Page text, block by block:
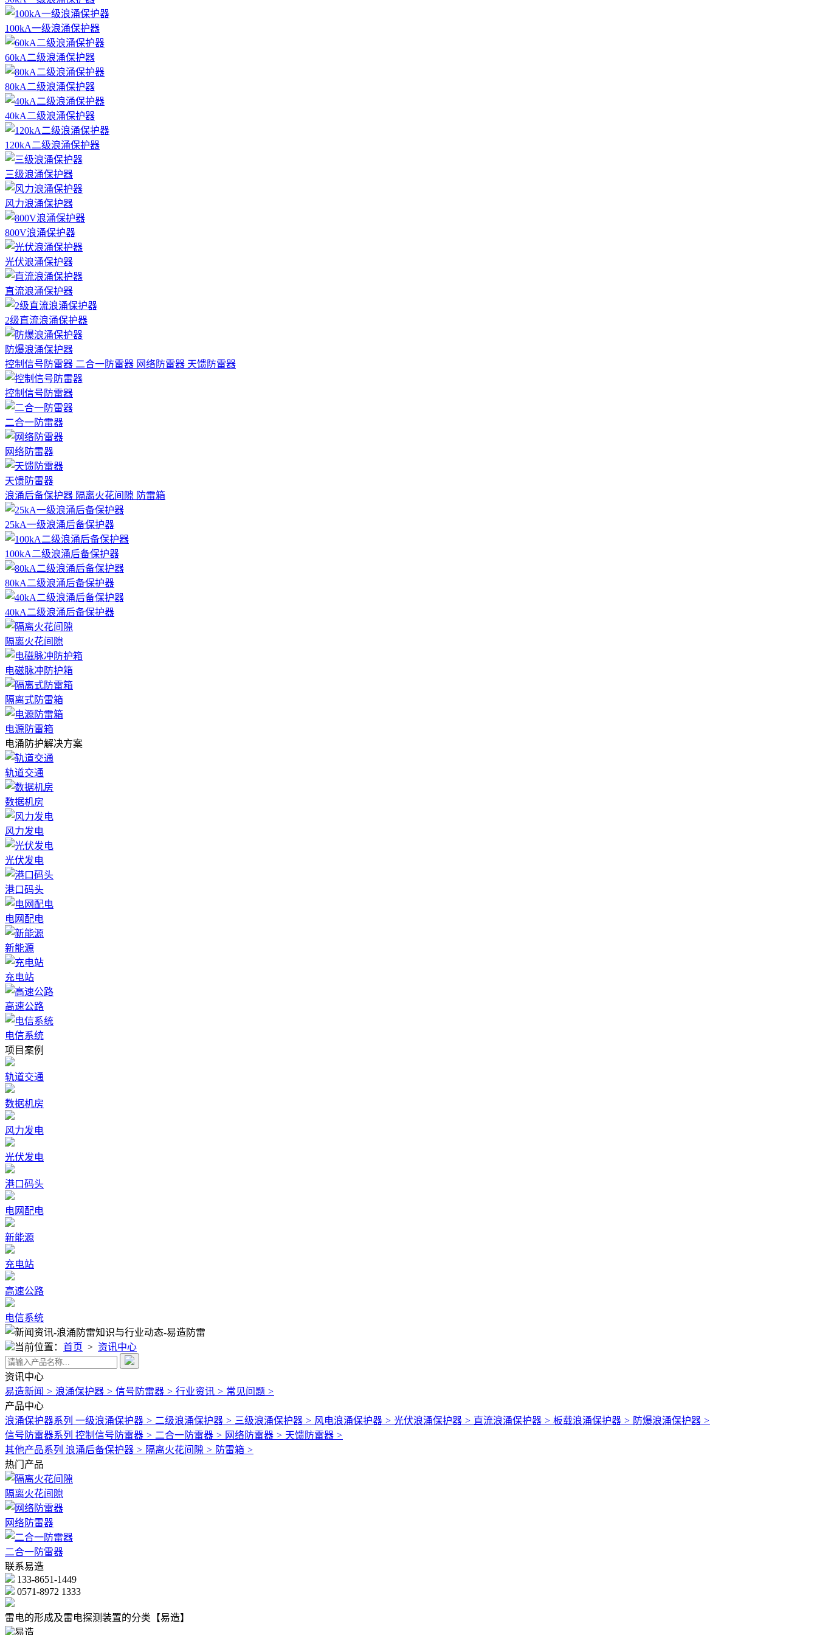
100kA一级浪涌保护器
60kA二级浪涌保护器
80kA二级浪涌保护器
40kA二级浪涌保护器
120kA二级浪涌保护器
三级浪涌保护器
风力浪涌保护器
800V浪涌保护器
光伏浪涌保护器
直流浪涌保护器
2级直流浪涌保护器
防爆浪涌保护器
控制信号防雷器 二合一防雷器 网络防雷器 天馈防雷器
控制信号防雷器
二合一防雷器
网络防雷器
天馈防雷器
浪涌后备保护器 隔离火花间隙 防雷箱
25kA一级浪涌后备保护器
100kA二级浪涌后备保护器
80kA二级浪涌后备保护器
40kA二级浪涌后备保护器
隔离火花间隙
电磁脉冲防护箱
隔离式防雷箱
电源防雷箱
电涌防护解决方案
轨道交通
数据机房
风力发电
光伏发电
港口码头
电网配电
新能源
充电站
高速公路
电信系统
项目案例
轨道交通
数据机房
风力发电
光伏发电
港口码头
电网配电
新能源
充电站
高速公路
电信系统
当前位置： 首页 > 资讯中心
资讯中心
易造新闻 > 浪涌保护器 > 信号防雷器 > 行业资讯 > 常见问题 >
产品中心
浪涌保护器系列 一级浪涌保护器 > 二级浪涌保护器 > 三级浪涌保护器 > 风电浪涌保护器 > 光伏浪涌保护器 > 直流浪涌保护器 > 板载浪涌保护器 > 防爆浪涌保护器 >
信号防雷器系列 控制信号防雷器 > 二合一防雷器 > 网络防雷器 > 天馈防雷器 >
其他产品系列 浪涌后备保护器 > 隔离火花间隙 > 防雷箱 >
热门产品
隔离火花间隙
网络防雷器
二合一防雷器
联系易造
133-8651-1449
0571-8972 1333
雷电的形成及雷电探测装置的分类【易造】
易造